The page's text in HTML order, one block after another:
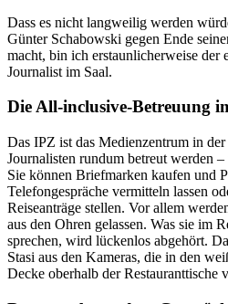
Dass es nicht langweilig werden
Günter Schabowski gegen Ende
macht, bin ich erstaunlicherweise der
Journalist im Saal.
Die All-inclusive-Betreuung
Das IPZ ist das Medienzentrum in
Journalisten rundum betreut werden
Sie können Briefmarken kaufen und
Telefongespräche vermitteln lassen
Reiseanträge stellen. Vor allem
aus den Ohren gelassen. Was sie im
sprechen, wird lückenlos abgehört.
Stasi aus den Kameras, die in den
Decke oberhalb der Restauranttische